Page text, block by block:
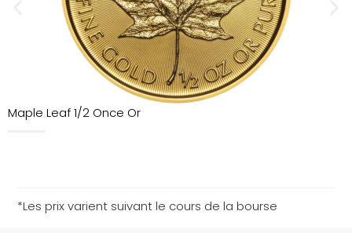
Maple Leaf 1/2 Once Or
*Les prix varient suivant le cours de la bourse